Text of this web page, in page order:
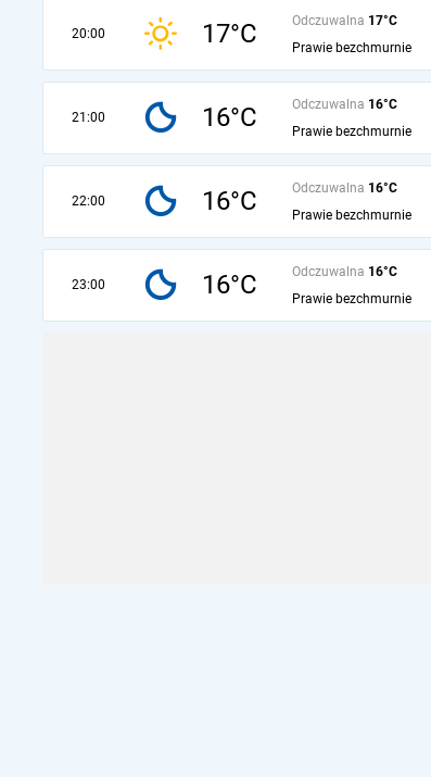
20:00 17°C Odczuwalna 17°C
Prawie bezchmurnie
21:00 16°C Odczuwalna 16°C
Prawie bezchmurnie
22:00 16°C Odczuwalna 16°C
Prawie bezchmurnie
23:00 16°C Odczuwalna 16°C
Prawie bezchmurnie